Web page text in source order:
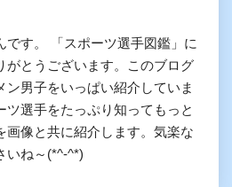
です。 「スポーツ選手図鑑」に
がとうございます。このブログ
ン男子をいっぱい紹介していま
ツ選手をたっぷり知ってもっと
画像と共に紹介します。気楽な
いね～(*^-^*)